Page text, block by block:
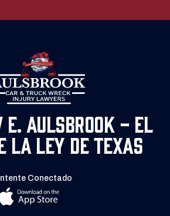
Aulsbrook - El
la Ley de Texas
Conectado